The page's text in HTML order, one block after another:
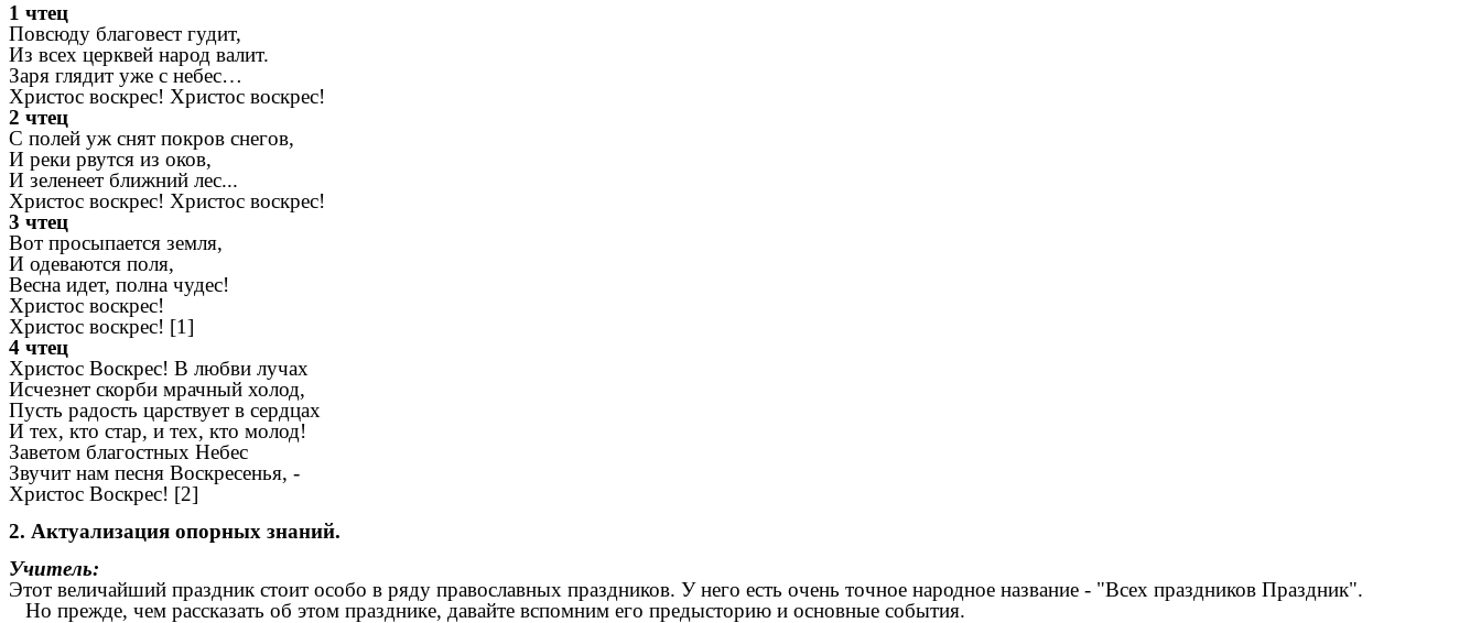
1 чтец
Повсюду благовест гудит,
Из всех церквей народ валит.
Заря глядит уже с небес…
Христос воскрес! Христос воскрес!
2 чтец
С полей уж снят покров снегов,
И реки рвутся из оков,
И зеленеет ближний лес...
Христос воскрес! Христос воскрес!
3 чтец
Вот просыпается земля,
И одеваются поля,
Весна идет, полна чудес!
Христос воскрес!
Христос воскрес! [1]
4 чтец
Христос Воскрес! В любви лучах
Исчезнет скорби мрачный холод,
Пусть радость царствует в сердцах
И тех, кто стар, и тех, кто молод!
Заветом благостных Небес
Звучит нам песня Воскресенья, -
Христос Воскрес! [2]
2. Актуализация опорных знаний.
Учитель:
Этот величайший праздник стоит особо в ряду православных праздников. У него есть очень точное народное название - "Всех праздников Праздник".
Но прежде, чем рассказать об этом празднике, давайте вспомним его предысторию и основные события.